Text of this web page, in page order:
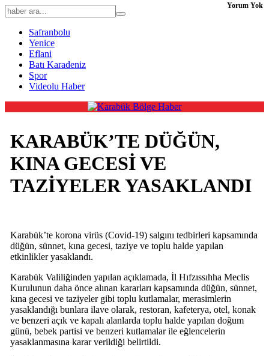
Safranbolu
Yenice
Eflani
Batı Karadeniz
Spor
Videolu Haber
KARABÜK’TE DÜĞÜN,
KINA GECESİ VE
TAZİYELER YASAKLANDI
Karabük’te korona virüs (Covid-19) salgını tedbirleri kapsamında
düğün, sünnet, kına gecesi, taziye ve toplu halde yapılan
etkinlikler yasaklandı.
Karabük Valiliğinden yapılan açıklamada, İl Hıfzıssıhha Meclis
Kurulunun daha önce alınan kararları kapsamında düğün, sünnet,
kına gecesi ve taziyeler gibi toplu kutlamalar, merasimlerin
yasaklandığı bunlara ilave olarak, restoran, kafeterya, otel, konak
ve benzeri açık ve kapalı alanlarda toplu halde yapılan doğum
günü, bebek partisi ve benzeri kutlamalar ile eğlencelerin
yasaklanmasına karar verildiği belirtildi.
Yorum Yok